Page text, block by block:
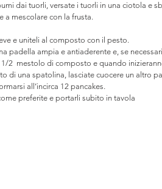
dai tuorli, versate i tuorli in una ciotola e
a mescolare con la frusta.
e uniteli al composto con il pesto.
padella ampia e antiaderente e, se
2  mestolo di composto e quando
di una spatolina, lasciate cuocere un altro
all’incirca 12 pancakes.
preferite e portarli subito in tavola